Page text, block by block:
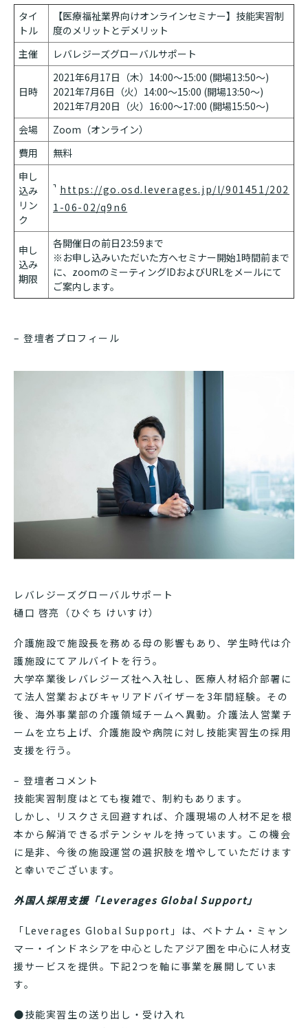
タイ
トル
【医療福祉業界向けオンラインセミナー】技能実習制
度のメリットとデメリット
主催
レバレジーズグローバルサポート
日時
2021年6月17日（木）14:00～15:00 (開場13:50〜)
2021年7月6日（火）14:00～15:00 (開場13:50〜)
2021年7月20日（火）16:00～17:00 (開場15:50〜)
会場
Zoom（オンライン）
費用
無料
申し
込み
リン
ク
https://go.osd.leverages.jp/l/901451/202
1-06-02/q9n6
申し
込み
期限
各開催日の前日23:59まで
※お申し込みいただいた方へセミナー開始1時間前まで
に、zoomのミーティングIDおよびURLをメールにて
ご案内します。
– 登壇者プロフィール
レバレジーズグローバルサポート
樋口 啓亮（ひぐち けいすけ）
介護施設で施設長を務める母の影響もあり、学生時代は介
護施設にてアルバイトを行う。
大学卒業後レバレジーズ社へ入社し、医療人材紹介部署に
て法人営業およびキャリアドバイザーを3年間経験。その
後、海外事業部の介護領域チームへ異動。介護法人営業チ
ームを立ち上げ、介護施設や病院に対し技能実習生の採用
支援を行う。
– 登壇者コメント
技能実習制度はとても複雑で、制約もあります。
しかし、リスクさえ回避すれば、介護現場の人材不足を根
本から解消できるポテンシャルを持っています。この機会
に是非、今後の施設運営の選択肢を増やしていただけます
と幸いでございます。
外国人採用支援「Leverages Global Support」
「Leverages Global Support」は、ベトナム・ミャン
マー・インドネシアを中心としたアジア圏を中心に人材支
援サービスを提供。下記2つを軸に事業を展開していま
す。
●技能実習生の送り出し・受け入れ